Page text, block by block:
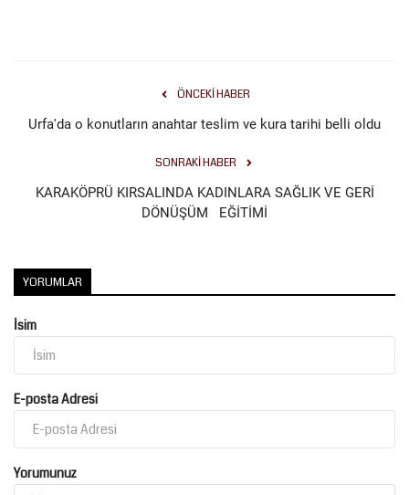
ÖNCEKI HABER
Urfa'da o konutların anahtar teslim ve kura tarihi belli oldu
SONRAKI HABER
KARAKÖPRÜ KIRSALINDA KADINLARA SAĞLIK VE GERİ
DÖNÜŞÜM EĞİTİMİ
YORUMLAR
İsim
E-posta Adresi
Yorumunuz